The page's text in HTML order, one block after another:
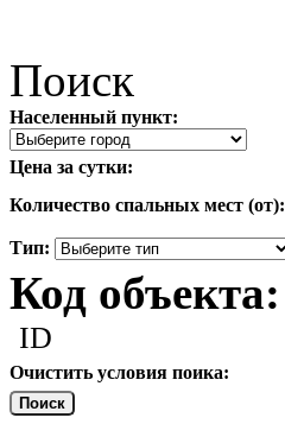
Поиск
Населенный пункт:
Цена за сутки:
Количество спальных мест (от):
Тип:
Код объекта:
ID
Очистить условия поика:
Поиск